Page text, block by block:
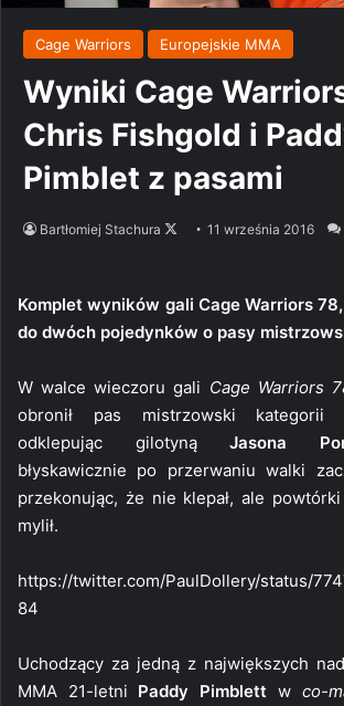
Cage Warriors Europejskie MMA
Wyniki Cage
Chris Fishgold i
Pimblet z pasami
Bartłomiej Stachura
Follow11 września 2016
Komplet wyników gali Cage Warriors
do dwóch pojedynków o pasy
W walce wieczoru gali Cage Warriors
obronił pas mistrzowski kategorii
odklepując gilotyną Jasona
błyskawicznie po przerwaniu walki
przekonując, że nie klepał, ale powtórki
mylił.
https://twitter.com/PaulDollery/status/
84
Uchodzący za jedną z największych
MMA 21-letni Paddy Pimblett w co-